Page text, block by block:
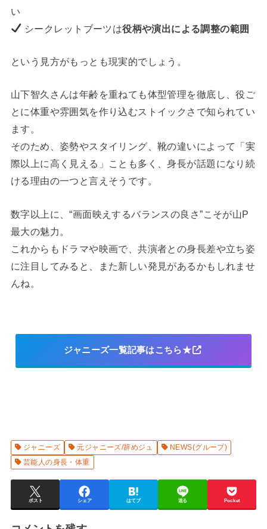
い
シークレットブーツは役柄や演出による調整の範囲
という見方がもっとも現実的でしょう。
山下智久さんは年齢を重ねても体型管理を徹底し、役ご
とに体重や雰囲気を作り込むストイックさで知られてい
ます。
そのため、姿勢やスタイリング、靴の違いによって「実
際以上に高く見える」ことも多く、身長が話題になり続
ける理由の一つと言えそうです。
数字以上に、“画面映えするバランスの良さ”こそが山P
最大の魅力。
これからもドラマや映画で、共演者との身長差や立ち姿
に注目してみると、また新しい発見があるかもしれませ
んね。
ジャニーズ一覧記事はこちら★
ジャニーズ 元ジャニーズ/辞めジュ
NEWS(グループ)
芸能人の身長・体重
ポスト シェア はてブ 送る Pocket